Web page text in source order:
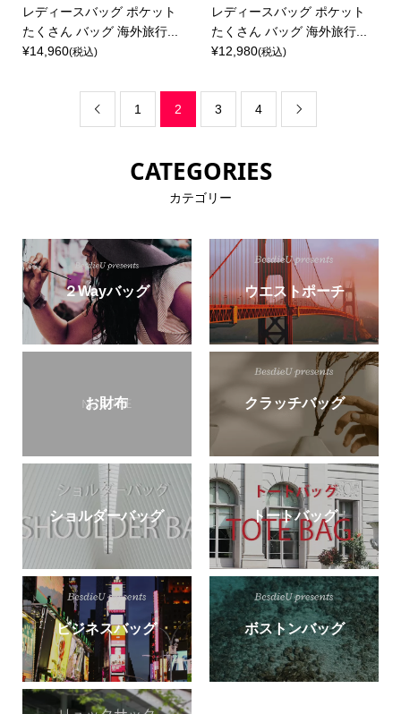
レディースバッグ ポケット
たくさん バッグ 海外旅行...
¥14,960(税込)
レディースバッグ ポケット
たくさん バッグ 海外旅行...
¥12,980(税込)
 1 2 3 4 
CATEGORIES
カテゴリー
２Wayバッグ ウエストポーチ
お財布 クラッチバッグ
ショルダーバッグ トートバッグ
ビジネスバッグ ボストンバッグ